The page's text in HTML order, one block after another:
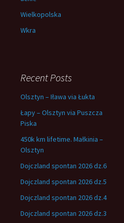
Wielkopolska
Wkra
Recent Posts
Olsztyn – Iława via Łukta
Łapy – Olsztyn via Puszcza
Piska
450k km lifetime. Małkinia –
Olsztyn
Dojczland spontan 2026 dz.6
Dojczland spontan 2026 dz.5
Dojczland spontan 2026 dz.4
Dojczland spontan 2026 dz.3